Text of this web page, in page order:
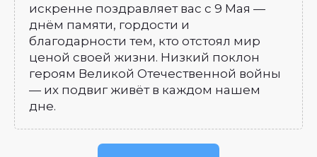
искренне поздравляет вас с 9 Мая —
днём памяти, гордости и
благодарности тем, кто отстоял мир
ценой своей жизни. Низкий поклон
героям Великой Отечественной войны
— их подвиг живёт в каждом нашем
дне.